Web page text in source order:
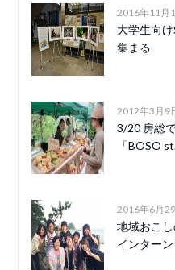
2016年11月
大学生向
集まる
2012年3月9
3/20 房総
「BOSO
2016年6月
地域おこ
インター